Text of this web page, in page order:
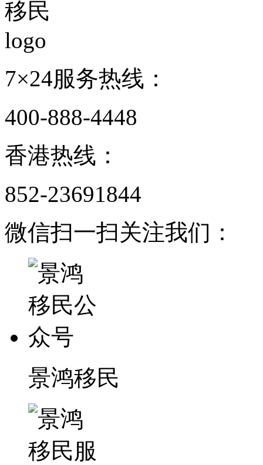
7×24服务热线：
400-888-4448
香港热线：
852-23691844
微信扫一扫关注我们：
景鸿移民